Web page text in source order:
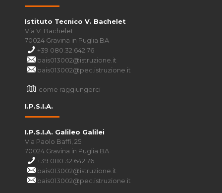
Istituto Tecnico V. Bachelet
Via V. Bachelet
70024 Gravina in Puglia BA
+39 080.32.642.76
bais013002@istruzione.it
bais013002@pec.istruzione.it
come raggiungerci
I.P.S.I.A.
I.P.S.I.A. Galileo Galilei
Via Paolo Baffi, 25
70024 Gravina in Puglia BA
+39 080.32.642.76
bais013002@istruzione.it
bais013002@pec.istruzione.it